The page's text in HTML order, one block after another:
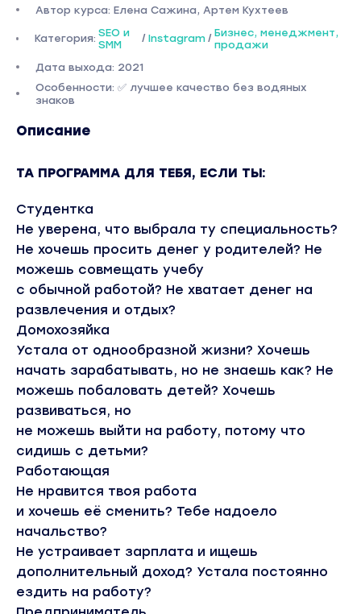
Автор курса: Елена Сажина, Артем Кухтеев
Категория: SEO и
SMM
/ Instagram / Бизнес, менеджмент,
продажи
Дата выхода: 2021
Особенности: ✅ лучшее качество без водяных
знаков
Описание
ТА ПРОГРАММА ДЛЯ ТЕБЯ, ЕСЛИ ТЫ:
Студентка
Не уверена, что выбрала ту специальность?
Не хочешь просить денег у родителей? Не
можешь совмещать учебу
с обычной работой? Не хватает денег на
развлечения и отдых?
Домохозяйка
Устала от однообразной жизни? Хочешь
начать зарабатывать, но не знаешь как? Не
можешь побаловать детей? Хочешь
развиваться, но
не можешь выйти на работу, потому что
сидишь с детьми?
Работающая
Не нравится твоя работа
и хочешь её сменить? Тебе надоело
начальство?
Не устраивает зарплата и ищешь
дополнительный доход? Устала постоянно
ездить на работу?